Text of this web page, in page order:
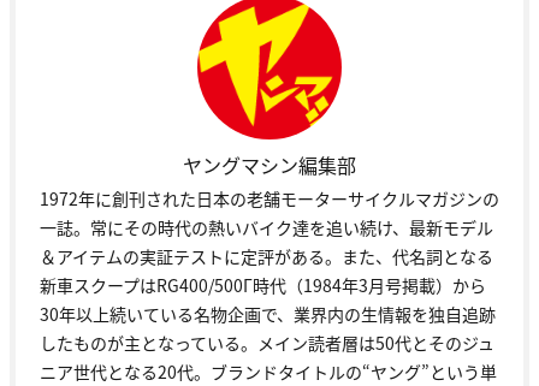
ヤングマシン編集部
1972年に創刊された日本の老舗モーターサイクルマガジンの
一誌。常にその時代の熱いバイク達を追い続け、最新モデル
＆アイテムの実証テストに定評がある。また、代名詞となる
新車スクープはRG400/500Γ時代（1984年3月号掲載）から
30年以上続いている名物企画で、業界内の生情報を独自追跡
したものが主となっている。メイン読者層は50代とそのジュ
ニア世代となる20代。ブランドタイトルの“ヤング”という単